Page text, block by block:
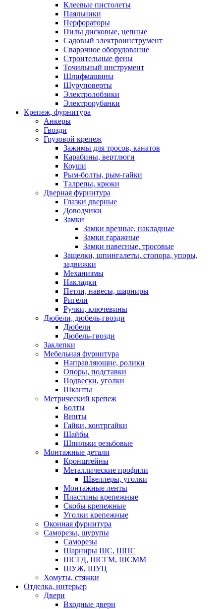
Клеевые пистолеты
Паяльники
Перфораторы
Пилы дисковые, цепные
Садовый электроинструмент
Сварочное оборудование
Строительные фены
Точильный инструмент
Шлифмашины
Шуруповерты
Электролобзики
Электрорубанки
Крепеж, фурнитура
Анкеры
Гвозди
Грузовой крепеж
Зажимы для тросов, канатов
Карабины, вертлюги
Коуши
Рым-болты, рым-гайки
Талрепы, крюки
Дверная фурнитура
Глазки дверные
Доводчики
Замки
Замки врезные, накладные
Замки гаражные
Замки навесные, тросовые
Защелки, шпингалеты, стопора, упоры,
задвижки
Механизмы
Накладки
Петли, навесы, шарниры
Ригели
Ручки, ключевины
Дюбели, дюбель-гвозди
Дюбели
Дюбель-гвозди
Заклепки
Мебельная фурнитура
Направляющие, ролики
Опоры, подставки
Подвески, уголки
Шканты
Метрический крепеж
Болты
Винты
Гайки, контргайки
Шайбы
Шпильки резьбовые
Монтажные детали
Кронштейны
Металлические профили
Швеллеры, уголки
Монтажные ленты
Пластины крепежные
Скобы крепежные
Уголки крепежные
Оконная фурнитура
Саморезы, шурупы
Саморезы
Шарниры ШС, ШПС
ШСГД, ШСГМ, ШСММ
ШУЖ, ШУЦ
Хомуты, стяжки
Отделка, интерьер
Двери
Входные двери